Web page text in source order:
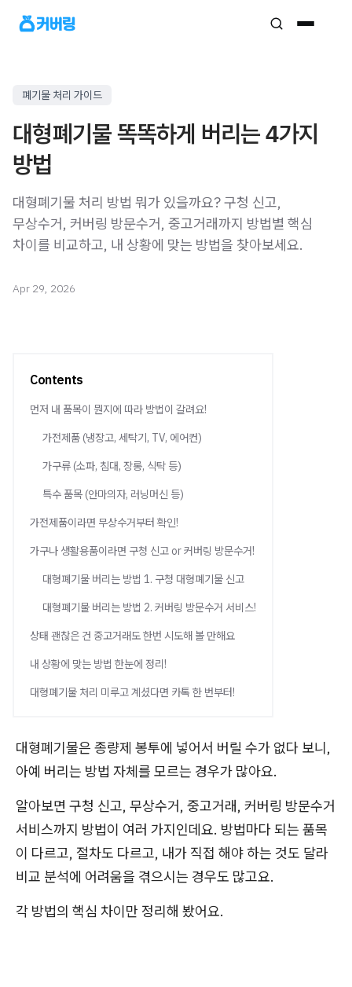
폐기물 처리 가이드
대형폐기물 똑똑하게 버리는 4가지
방법
대형폐기물 처리 방법 뭐가 있을까요? 구청 신고,
무상수거, 커버링 방문수거, 중고거래까지 방법별 핵심
차이를 비교하고, 내 상황에 맞는 방법을 찾아보세요.
Apr 29, 2026
Contents
먼저 내 품목이 뭔지에 따라 방법이 갈려요!
가전제품 (냉장고, 세탁기, TV, 에어컨)
가구류 (소파, 침대, 장롱, 식탁 등)
특수 품목 (안마의자, 러닝머신 등)
가전제품이라면 무상수거부터 확인!
가구나 생활용품이라면 구청 신고 or 커버링 방문수거!
대형폐기물 버리는 방법 1. 구청 대형폐기물 신고
대형폐기물 버리는 방법 2. 커버링 방문수거 서비스!
상태 괜찮은 건 중고거래도 한번 시도해 볼 만해요
내 상황에 맞는 방법 한눈에 정리!
대형폐기물 처리 미루고 계셨다면 카톡 한 번부터!
대형폐기물은 종량제 봉투에 넣어서 버릴 수가 없다 보니,
아예 버리는 방법 자체를 모르는 경우가 많아요.
알아보면 구청 신고, 무상수거, 중고거래, 커버링 방문수거
서비스까지 방법이 여러 가지인데요. 방법마다 되는 품목
이 다르고, 절차도 다르고, 내가 직접 해야 하는 것도 달라
비교 분석에 어려움을 겪으시는 경우도 많고요.
각 방법의 핵심 차이만 정리해 봤어요.